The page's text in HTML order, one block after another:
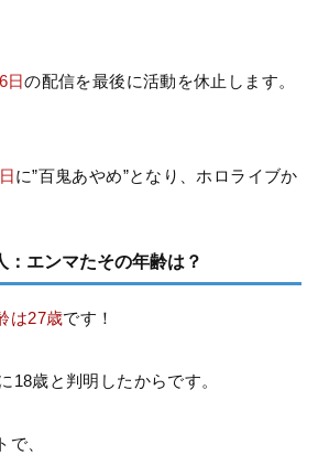
日の配信を最後に活動を休止します。
に”百鬼あやめ”となり、ホロライブか
：エンマたその年齢は？
は27歳です！
18歳と判明したからです。
、